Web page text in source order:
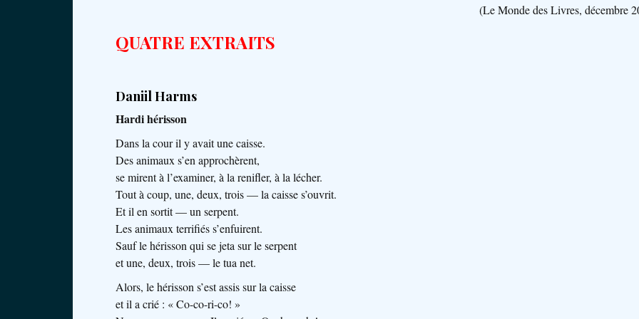
(Le Monde des Livres, décembre
QUATRE EXTRAITS
Daniil Harms
Hardi hérisson
Dans la cour il y avait une caisse.
Des animaux s’en approchèrent,
se mirent à l’examiner, à la renifler, à la lécher.
Tout à coup, une, deux, trois — la caisse s’ouvrit.
Et il en sortit — un serpent.
Les animaux terrifiés s’enfuirent.
Sauf le hérisson qui se jeta sur le serpent
et une, deux, trois — le tua net.
Alors, le hérisson s’est assis sur la caisse
et il a crié : « Co-co-ri-co! »